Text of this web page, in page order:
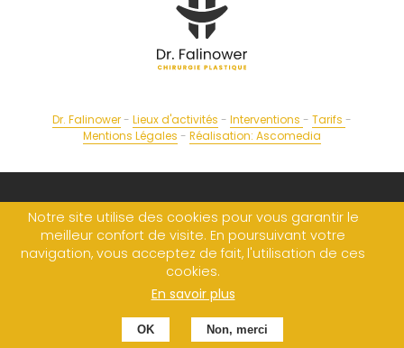
Dr. Falinower - Lieux d'activités - Interventions - Tarifs -
Mentions Légales - Réalisation: Ascomedia
Notre site utilise des cookies pour vous garantir le
meilleur confort de visite. En poursuivant votre
navigation, vous acceptez de fait, l'utilisation de ces
cookies.
En savoir plus
OK Non, merci